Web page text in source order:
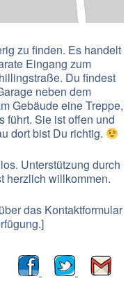
zu finden. Es handelt
Eingang zum
Du findest
neben dem
Gebäude eine Treppe,
führt. Sie ist offen und
dort bist Du richtig.
Unterstützung durch
herzlich willkommen.
das Kontaktformular